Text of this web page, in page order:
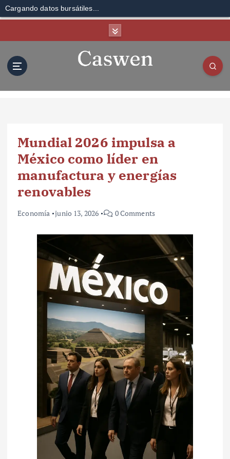
Cargando datos bursátiles...
Mundial 2026 impulsa a
México como líder en
manufactura y energías
renovables
Economía junio 13, 2026 0 Comments